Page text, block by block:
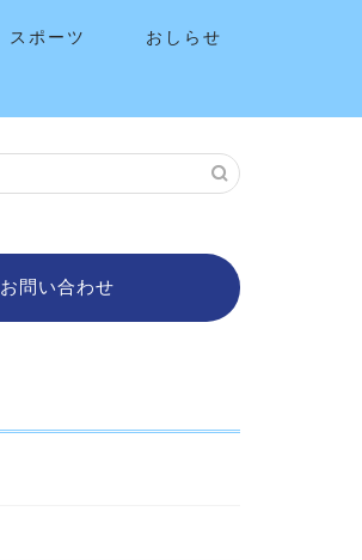
スポーツ おしらせ
お問い合わせ